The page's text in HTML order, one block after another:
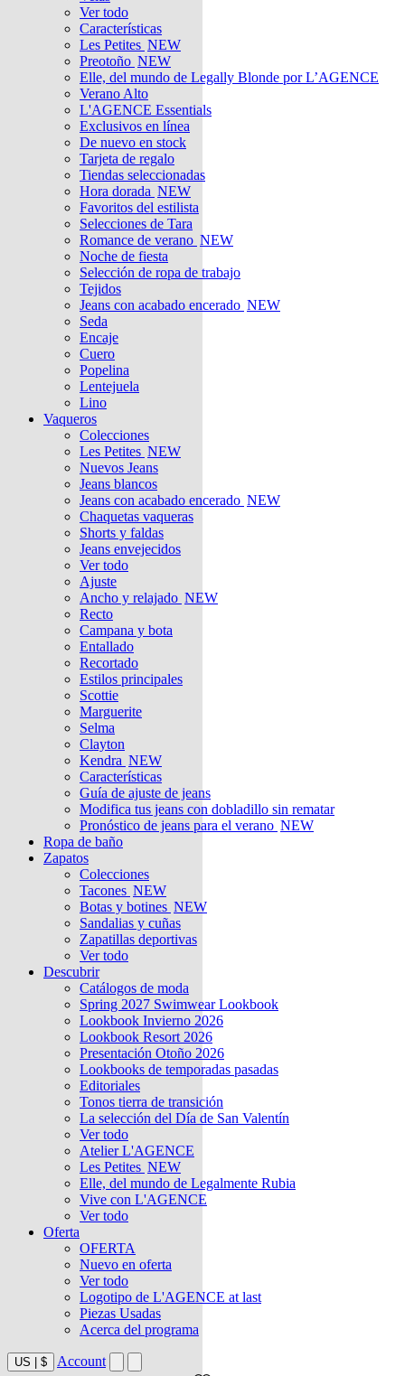
Ver todo
Características
Les Petites NEW
Preotoño NEW
Elle, del mundo de Legally Blonde por L’AGENCE
Verano Alto
L'AGENCE Essentials
Exclusivos en línea
De nuevo en stock
Tarjeta de regalo
Tiendas seleccionadas
Hora dorada NEW
Favoritos del estilista
Selecciones de Tara
Romance de verano NEW
Noche de fiesta
Selección de ropa de trabajo
Tejidos
Jeans con acabado encerado NEW
Seda
Encaje
Cuero
Popelina
Lentejuela
Lino
Vaqueros
Colecciones
Les Petites NEW
Nuevos Jeans
Jeans blancos
Jeans con acabado encerado NEW
Chaquetas vaqueras
Shorts y faldas
Jeans envejecidos
Ver todo
Ajuste
Ancho y relajado NEW
Recto
Campana y bota
Entallado
Recortado
Estilos principales
Scottie
Marguerite
Selma
Clayton
Kendra NEW
Características
Guía de ajuste de jeans
Modifica tus jeans con dobladillo sin rematar
Pronóstico de jeans para el verano NEW
Ropa de baño
Zapatos
Colecciones
Tacones NEW
Botas y botines NEW
Sandalias y cuñas
Zapatillas deportivas
Ver todo
Descubrir
Catálogos de moda
Spring 2027 Swimwear Lookbook
Lookbook Invierno 2026
Lookbook Resort 2026
Presentación Otoño 2026
Lookbooks de temporadas pasadas
Editoriales
Tonos tierra de transición
La selección del Día de San Valentín
Ver todo
Atelier L'AGENCE
Les Petites NEW
Elle, del mundo de Legalmente Rubia
Vive con L'AGENCE
Ver todo
Oferta
OFERTA
Nuevo en oferta
Ver todo
Logotipo de L'AGENCE at last
Piezas Usadas
Acerca del programa
US $ Account